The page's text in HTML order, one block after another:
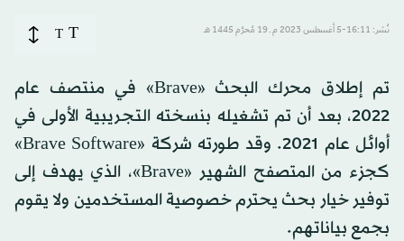
نُشر: 16:11-5 أغسطس 2023 م ـ 19 مُحرَّم 1445 هـ T
T
تم إطلاق محرك البحث «Brave» في منتصف عام
2022، بعد أن تم تشغيله بنسخته التجريبية الأولى في
أوائل عام 2021. وقد طورته شركة «Brave Software»
كجزء من المتصفح الشهير «Brave»، الذي يهدف إلى
توفير خيار بحث يحترم خصوصية المستخدمين ولا يقوم
بجمع بياناتهم.